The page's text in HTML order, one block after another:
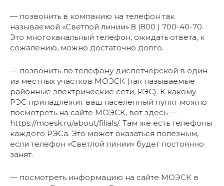
— позвонить в компанию на телефон так
называемой «Светлой линии» 8 (800 ) 700-40-70.
Это многоканальный телефон, ожидать ответа, к
сожалению, можно достаточно долго.
— позвонить по телефону диспетчерской в один
из местных участков МОЭСК (так называемые
районные электрические сети, РЭС). К какому
РЭС принадлежит ваш населенный пункт можно
посмотреть на сайте МОЭСК, вот здесь —
https://moesk.ru/about/filials/. Там же есть телефоны
каждого РЭСа. Это может оказаться полезным,
если телефон «Светлой линии» будет постоянно
занят.
— посмотреть информацию на сайте МОЭСК в